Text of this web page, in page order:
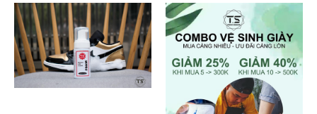
gốc
là:
400,000VND.
tại
là:
300,000VND.